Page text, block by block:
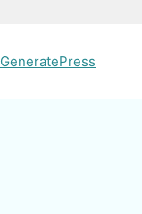
GeneratePress